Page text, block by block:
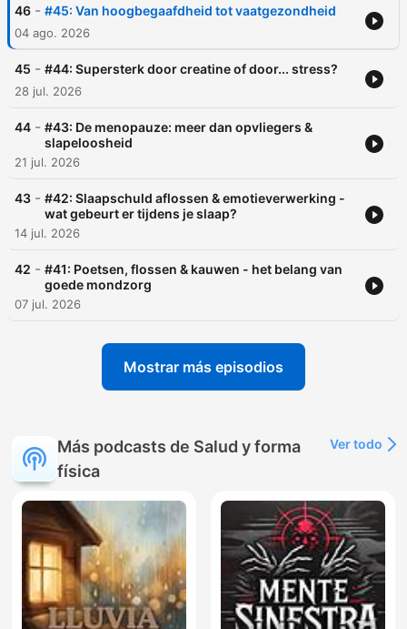
46 - #45: Van hoogbegaafdheid tot vaatgezondheid
04 ago. 2026
45 - #44: Supersterk door creatine of door... stress?
28 jul. 2026
44 - #43: De menopauze: meer dan opvliegers &
slapeloosheid
21 jul. 2026
43 - #42: Slaapschuld aflossen & emotieverwerking -
wat gebeurt er tijdens je slaap?
14 jul. 2026
42 - #41: Poetsen, flossen & kauwen - het belang van
goede mondzorg
07 jul. 2026
Mostrar más episodios
Más podcasts de Salud y forma
física
Ver todo